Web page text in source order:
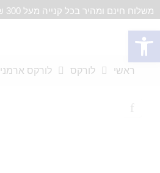
משלוח חינם ומהיר בכל קנייה מעל 300 ₪
ראשי לורקס לורקס ארמני
פתח סרגל נגישות